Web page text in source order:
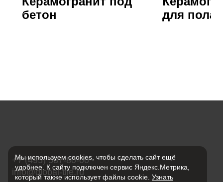
бетон
для пола
+7 (495) 587-80-00
info@global-tile.ru
Мы используем cookies, чтобы сделать сайт ещё
удобнее. К сайту подключен сервис Яндекс.Метрика,
который также использует файлы cookie. Узнать